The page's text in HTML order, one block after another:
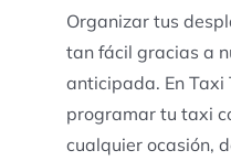
Organizar tus
tan fácil gracias a
anticipada. En Taxi
programar tu taxi
cualquier ocasión,